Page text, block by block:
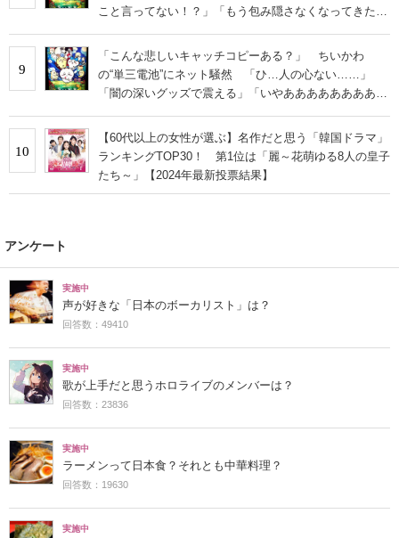
こと言ってない！？」「もう包み隠さなくなってきた
9
「こんな悲しいキャッチコピーある？」 ちいかわ
の“単三電池”にネット騒然 「ひ…人の心ない……」
「闇の深いグッズで震える」「いやあああああああああ
10
【60代以上の女性が選ぶ】名作だと思う「韓国ドラマ」
ランキングTOP30！ 第1位は「麗～花萌ゆる8人の皇子
たち～」【2024年最新投票結果】
アンケート
実施中
声が好きな「日本のボーカリスト」は？
回答数：49410
実施中
歌が上手だと思うホロライブのメンバーは？
回答数：23836
実施中
ラーメンって日本食？それとも中華料理？
回答数：19630
実施中